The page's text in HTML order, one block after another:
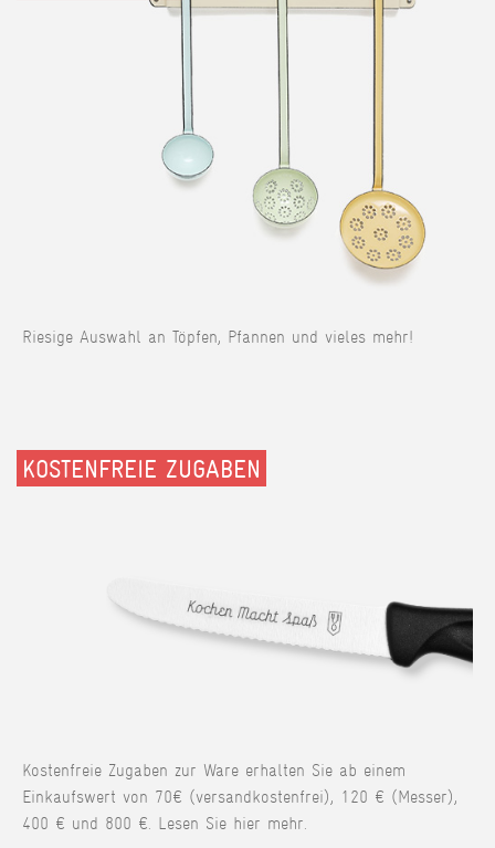
Riesige Auswahl an Töpfen, Pfannen und vieles mehr!
KOSTENFREIE ZUGABEN
Kostenfreie Zugaben zur Ware erhalten Sie ab einem
Einkaufswert von 70€ (versandkostenfrei), 120 € (Messer),
400 € und 800 €. Lesen Sie hier mehr.